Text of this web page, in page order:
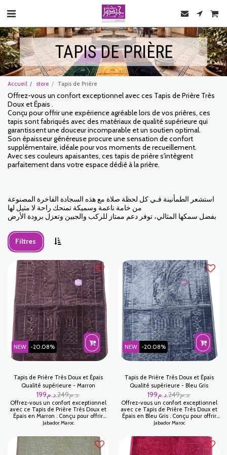
TAPIS DE PRIÈRE
Accueil store Tapis de Prière
Offrez-vous un confort exceptionnel avec ces Tapis de Prière Très
Doux et Épais .
Conçu pour offrir une expérience agréable lors de vos prières, ces
tapis sont fabriqués avec des matériaux de qualité supérieure qui
garantissent une douceur incomparable et un soutien optimal.
Son épaisseur généreuse procure une sensation de confort
supplémentaire, idéale pour vos moments de recueillement.
Avec ses couleurs apaisantes, ces tapis de prière s'intègrent
parfaitement dans votre espace dédié à la prière.
استشعر الطمأنينة فـي كل لحظة صلاة مع هذه السجادة الفاخرة المصنوعة
من خامة ناعمة وسميكة تمنحك راحة لا مثيل لها
بفضل سمكها المثالي، توفر دعم ممتاز للركب والجبين وتعزل برودة الأرض
Filtres
NEW -20.08%
Tapis de Prière Très Doux et Épais
Qualité supérieure - Marron
249 د.م. 199 د.م.
Offrez-vous un confort exceptionnel
avec ce Tapis de Prière Très Doux et
Épais en Marron . Conçu pour offrir
une expérience agréable lors de vos
matériaux de qualité supérieure qui
garantissent une douceur
incomparable et un soutien optimal.
Jabador Maroc
NEW -20.08%
Tapis de Prière Très Doux et Épais
Qualité supérieure - Bleu Gris
249 د.م. 199 د.م.
Offrez-vous un confort exceptionnel
avec ce Tapis de Prière Très Doux et
Épais en Bleu Gris . Conçu pour offrir
une expérience agréable lors de vos
matériaux de qualité supérieure qui
garantissent une douceur
incomparable et un soutien optimal.
Jabador Maroc